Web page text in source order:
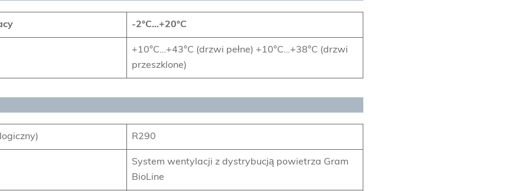
-2°C…+20°C
+10°C…+43°C (drzwi pełne) +10°C…+38°C (drzwi
przeszklone)
R290
System wentylacji z dystrybucją powietrza Gram
BioLine